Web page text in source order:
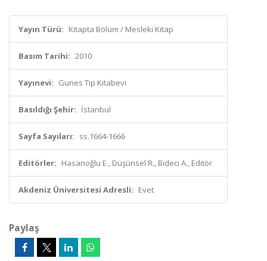
Yayın Türü: Kitapta Bölüm / Mesleki Kitap
Basım Tarihi: 2010
Yayınevi: Gunes Tıp Kitabevi
Basıldığı Şehir: İstanbul
Sayfa Sayıları: ss.1664-1666
Editörler: Hasanoğlu E., Düşünsel R., Bideci A., Editör
Akdeniz Üniversitesi Adresli: Evet
Paylaş